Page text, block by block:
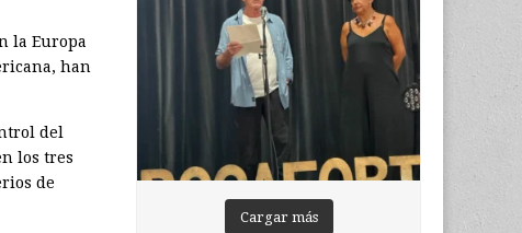
la Europa
han
del
los tres
de
Cargar más